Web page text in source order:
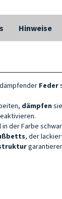
Hinweise
Feder
dämpfen
der Farbe
, der